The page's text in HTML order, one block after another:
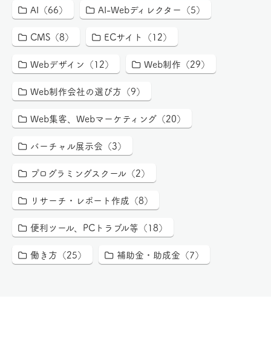
AI（66） AI-Webディレクター（5）
CMS（8） ECサイト（12）
Webデザイン（12） Web制作（29）
Web制作会社の選び方（9）
Web集客、Webマーケティング（20）
バーチャル展示会（3）
プログラミングスクール（2）
リサーチ・レポート作成（8）
便利ツール、PCトラブル等（18）
働き方（25） 補助金・助成金（7）